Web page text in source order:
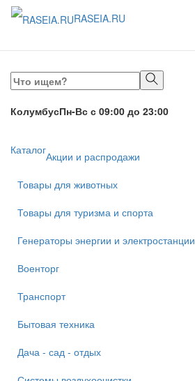
КолумбусПн-Вс с 09:00 до 23:00
RASEIA.RU
КаталогАкции и распродажи
Товары для животных
Товары для туризма и спорта
Генераторы энергии и электростанции
Военторг
Транспорт
Бытовая техника
Дача - сад - отдых